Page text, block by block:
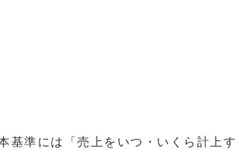
基準には「売上をいつ・いくら計上す